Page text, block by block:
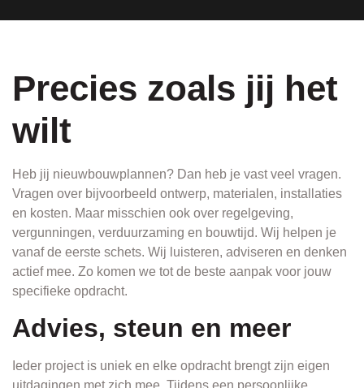
Precies zoals jij het
wilt
Heb jij nieuwbouwplannen? Dan heb je vast veel vragen.
Vragen over bijvoorbeeld ontwerp, materialen, installaties
en kosten. Maar misschien ook over regelgeving,
vergunningen, verduurzaming en bouwtijd. Wij helpen je
vanaf de eerste schets. Wij luisteren, adviseren en denken
actief mee. Zo komen we tot de beste aanpak voor jouw
specifieke opdracht.
Advies, steun en meer
Ieder project is uniek en elke opdracht brengt zijn eigen